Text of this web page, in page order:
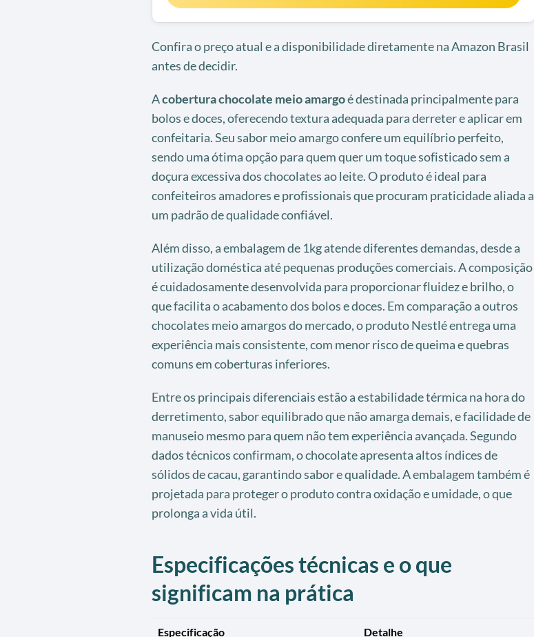
Confira o preço atual e a disponibilidade diretamente na Amazon Brasil
antes de decidir.
Acobertura chocolate meio amargoé destinada principalmente para
bolos e doces, oferecendo textura adequada para derreter e aplicar em
confeitaria. Seu sabor meio amargo confere um equilíbrio perfeito,
sendo uma ótima opção para quem quer um toque sofisticado sem a
doçura excessiva dos chocolates ao leite. O produto é ideal para
confeiteiros amadores e profissionais que procuram praticidade aliada a
um padrão de qualidade confiável.
Além disso, a embalagem de 1kg atende diferentes demandas, desde a
utilização doméstica até pequenas produções comerciais. A composição
é cuidadosamente desenvolvida para proporcionar fluidez e brilho, o
que facilita o acabamento dos bolos e doces. Em comparação a outros
chocolates meio amargos do mercado, o produto Nestlé entrega uma
experiência mais consistente, com menor risco de queima e quebras
comuns em coberturas inferiores.
Entre os principais diferenciais estão a estabilidade térmica na hora do
derretimento, sabor equilibrado que não amarga demais, e facilidade de
manuseio mesmo para quem não tem experiência avançada. Segundo
dados técnicos confirmam, o chocolate apresenta altos índices de
sólidos de cacau, garantindo sabor e qualidade. A embalagem também é
projetada para proteger o produto contra oxidação e umidade, o que
prolonga a vida útil.
Especificações técnicas e o que
significam na prática
Especificação Detalhe